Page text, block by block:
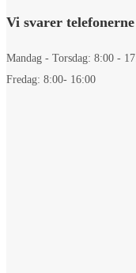
Vi svarer telefonerne
Mandag - Torsdag: 8:00 -
Fredag: 8:00- 16:00